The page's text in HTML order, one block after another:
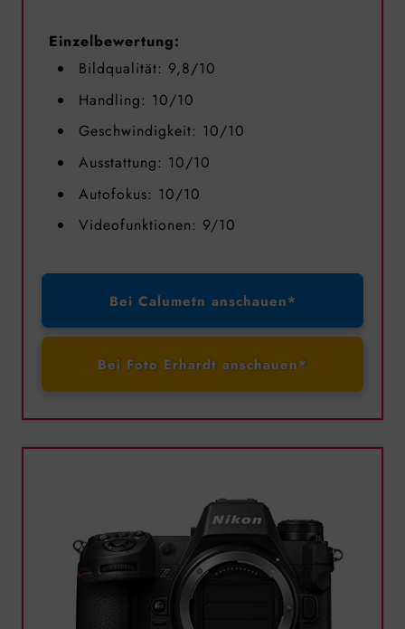
Einzelbewertung:
Bildqualität: 9,8/10
Handling: 10/10
Geschwindigkeit: 10/10
Ausstattung: 10/10
Autofokus: 10/10
Videofunktionen: 9/10
Bei Calumetn anschauen*
Bei Foto Erhardt anschauen*